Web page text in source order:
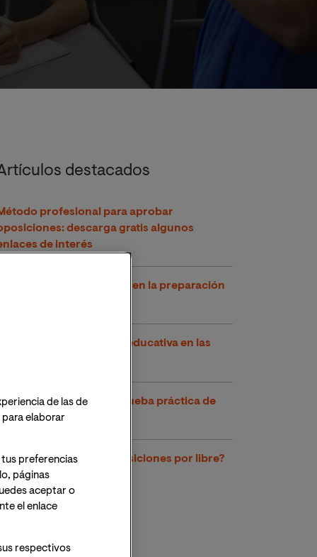
destacados
profesional para aprobar
descarga gratis algunos
de interés
El papel de las academias en la preparación
El temario de educación educativa en las
prepararse una prueba práctica de
oposición
posible preparar oposiciones por libre?
de las de
elaborar
preferencias
páginas
aceptar o
el enlace
respectivos